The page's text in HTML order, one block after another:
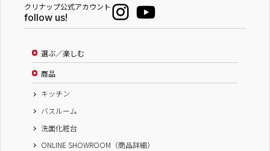
株式会社 匠工房
クリナップ公式アカウント
follow us!
選ぶ／楽しむ
商品
キッチン
バスルーム
洗面化粧台
ONLINE SHOWROOM（商品詳細）